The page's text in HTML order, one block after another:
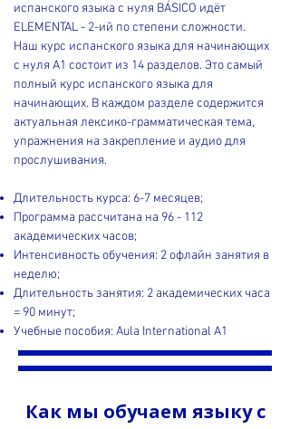
испанского языка с нуля BÁSICO идёт
ELEMENTAL - 2-ий по степени сложности.​
Наш курс испанского языка для начинающих
с нуля A1 состоит из 14 разделов. Это самый
полный курс испанского языка для
начинающих. В каждом разделе содержится
актуальная лексико-грамматическая тема,
упражнения на закрепление и аудио для
прослушивания.
Длительность курса: 6-7 месяцев;
Программа рассчитана на 96 - 112
академических часов;
Интенсивность обучения: 2 офлайн занятия в
неделю;
Длительность занятия: 2 академических часа
= 90 минут;
Учебные пособия: Aula International A1​
Как мы обучаем языку с